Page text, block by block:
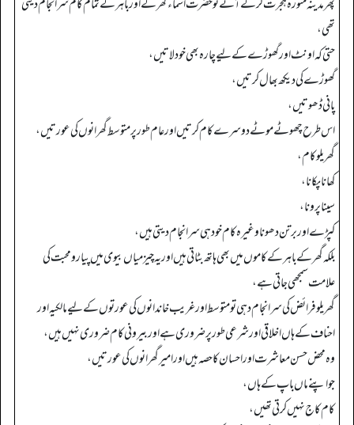
تھی،
حتی کہ اونٹ اور گھوڑے کے لیے چارہ بھی خود لاتیں،
گھوڑے کی دیکھ بھال کرتیں،
پانی ڈھوتیں،
اس طرح چھوٹے موٹے دوسرے کام کرتیں اور عام طور پر متوسط گھرانوں کی عورتیں،
گھریلو کام،
کھانا پکانا،
سینا پرونا،
کپڑے اور برتن دھونا وغیرہ کام خود ہی سرانجام دیتی ہیں،
بلکہ گھر کے باہر کے کاموں میں بھی ہاتھ بٹاتی ہیں اور یہ چیز میاں بیوی میں پیار و محبت کی
علامت سمجھی جاتی ہے،
گھریلو فرائض کی سرانجام دہی تو متوسط اور غریب خاندانوں کی عورتوں کے لیے مالکیہ اور
احناف کے ہاں اخلاقی اور شرعی طور پر ضروری ہے اور بیرونی کام ضروری نہیں ہیں،
وہ محض حسن معاشرت اور احسان کا حصہ ہیں اور امیر گھرانوں کی عورتیں،
جو اپنے ماں باپ کے ہاں،
کام کاج نہیں کرتی تھیں،